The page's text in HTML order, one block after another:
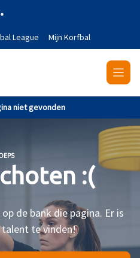
League Mijn Korfbal
niet gevonden
:(
de bank die pagina. Er is
talent te vinden!